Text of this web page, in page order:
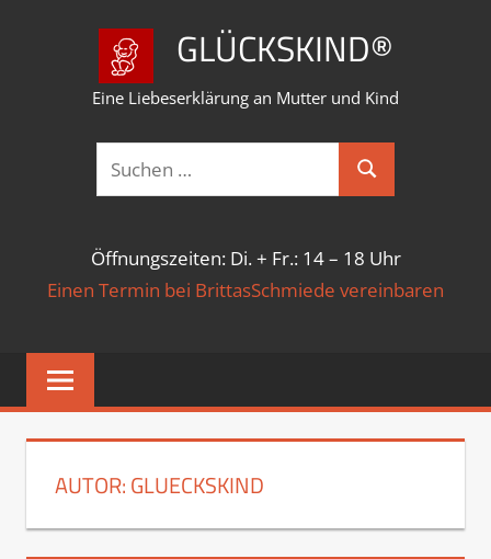
GLÜCKSKIND®
Eine Liebeserklärung an Mutter und Kind
Suchen
nach:
Suchen
Öffnungszeiten: Di. + Fr.: 14 – 18 Uhr
Einen Termin bei BrittasSchmiede vereinbaren
AUTOR:GLUECKSKIND